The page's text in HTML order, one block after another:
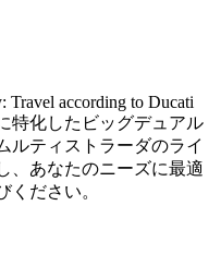
Travel according to Ducati
特化したビッグデュアル
ルティストラーダのライ
、あなたのニーズに最適
ください。